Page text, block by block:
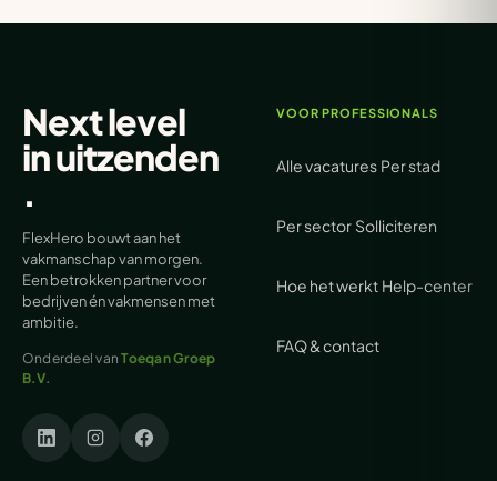
Next level
inuitzenden
.
FlexHero bouwt aan het
vakmanschap van morgen.
Een betrokken partner voor
bedrijven én vakmensen met
ambitie.
Onderdeel vanToeqan Groep
B.V.
VOOR PROFESSIONALS
Alle vacatures Per stad
Per sector Solliciteren
Hoe het werkt Help-center
FAQ & contact